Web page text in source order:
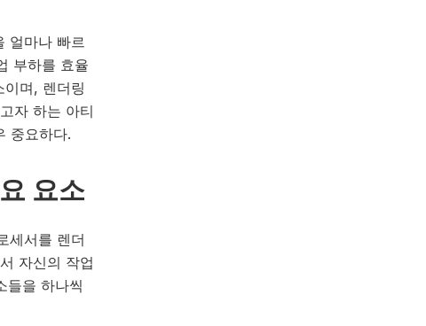
얼마나 빠르
부하를 효율
며, 렌더링
자 하는 아티
중요하다.
요소
세서를 렌더
자신의 작업
들을 하나씩